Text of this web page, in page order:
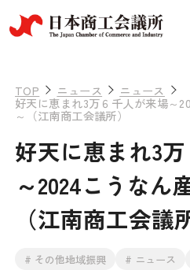
経営相談
TOP ニュース ニュース
好天に恵まれ3万６千人が来場～
～（江南商工会議所）
好天に恵まれ3
～2024こうなん
（江南商工会議
# その他地域振興 # ニュース